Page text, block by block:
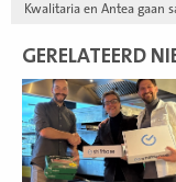
Kwalitaria en Antea gaan
GERELATEERD
Lees
meer